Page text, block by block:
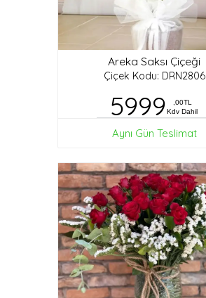
Areka Saksı Çiçeği
Çiçek Kodu: DRN2806
5999
,00TL
Kdv Dahil
Aynı Gün Teslimat